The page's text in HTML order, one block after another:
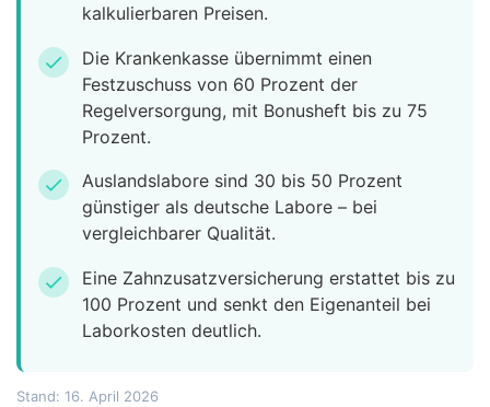
kalkulierbaren Preisen.
check
Die Krankenkasse übernimmt einen
Festzuschuss von 60 Prozent der
Regelversorgung, mit Bonusheft bis zu 75
Prozent.
check
Auslandslabore sind 30 bis 50 Prozent
günstiger als deutsche Labore – bei
vergleichbarer Qualität.
check
Eine Zahnzusatzversicherung erstattet bis zu
100 Prozent und senkt den Eigenanteil bei
Laborkosten deutlich.
Stand: 16. April 2026